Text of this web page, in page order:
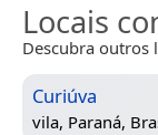
Locais
Descubra outros
Curiúva
vila, Paraná,